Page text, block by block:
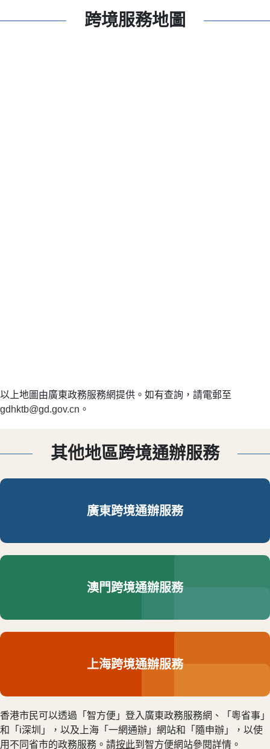
跨境服務地圖
以上地圖由廣東政務服務網提供。如有查詢，請電郵至
gdhktb@gd.gov.cn 。
其他地區跨境通辦服務
廣東跨境通辦服務
澳門跨境通辦服務
上海跨境通辦服務
香港市民可以透過「智方便」登入廣東政務服務網、「粵省事」
和「i深圳」，以及上海「一網通辦」網站和「隨申辦」，以使
用不同省市的政務服務。請按此到智方便網站參閱詳情。